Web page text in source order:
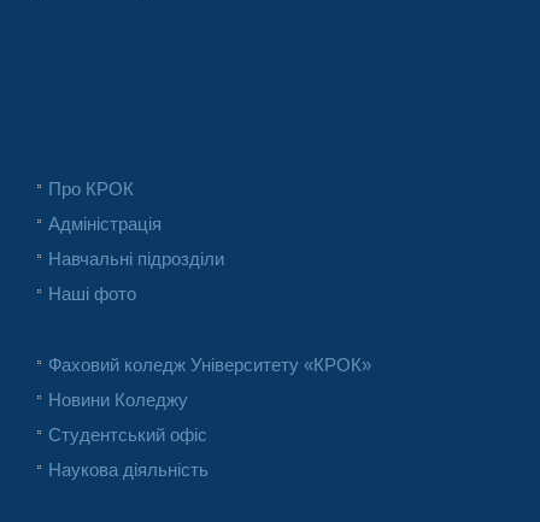
Про КРОК
Адміністрація
Навчальні підрозділи
Наші фото
Фаховий коледж Університету «КРОК»
Новини Коледжу
Студентський офіс
Наукова діяльність